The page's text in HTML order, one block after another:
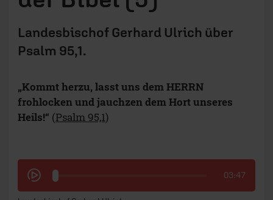
Landesbischof Gerhard Ulrich über
Psalm 95,1.
„Kommt herzu, lasst uns dem HERRN
frohlocken und jauchzen dem Hort unseres
Heils!“ (Psalm 95,1)
03:47